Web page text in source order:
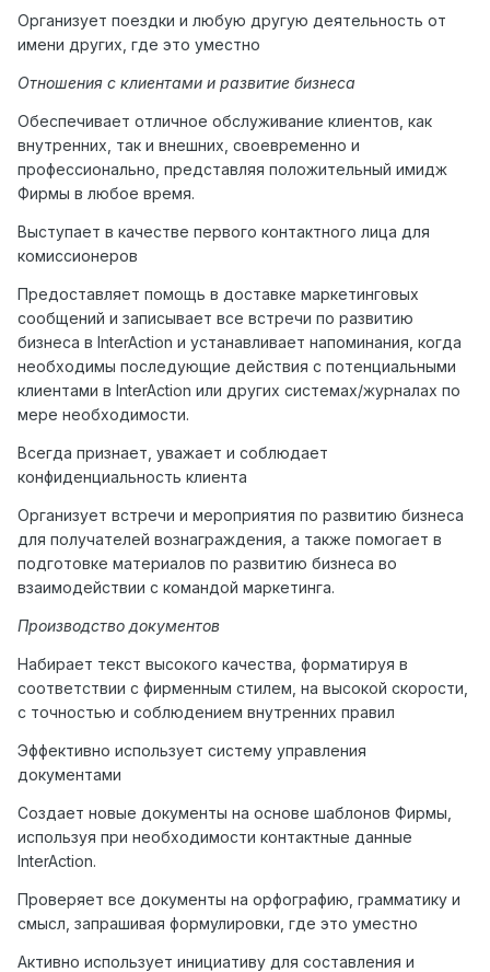
Организует поездки и любую другую деятельность от
имени других, где это уместно
Отношения с клиентами и развитие бизнеса
Обеспечивает отличное обслуживание клиентов, как
внутренних, так и внешних, своевременно и
профессионально, представляя положительный имидж
Фирмы в любое время.
Выступает в качестве первого контактного лица для
комиссионеров
Предоставляет помощь в доставке маркетинговых
сообщений и записывает все встречи по развитию
бизнеса в InterAction и устанавливает напоминания, когда
необходимы последующие действия с потенциальными
клиентами в InterAction или других системах/журналах по
мере необходимости.
Всегда признает, уважает и соблюдает
конфиденциальность клиента
Организует встречи и мероприятия по развитию бизнеса
для получателей вознаграждения, а также помогает в
подготовке материалов по развитию бизнеса во
взаимодействии с командой маркетинга.
Производство документов
Набирает текст высокого качества, форматируя в
соответствии с фирменным стилем, на высокой скорости,
с точностью и соблюдением внутренних правил
Эффективно использует систему управления
документами
Создает новые документы на основе шаблонов Фирмы,
используя при необходимости контактные данные
InterAction.
Проверяет все документы на орфографию, грамматику и
смысл, запрашивая формулировки, где это уместно
Активно использует инициативу для составления и